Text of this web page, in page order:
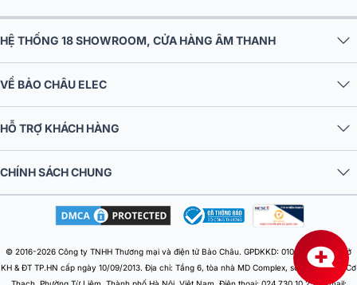
HỆ THỐNG 18 SHOWROOM, CỬA HÀNG ÂM THANH
VỀ BẢO CHÂU ELEC
HỖ TRỢ KHÁCH HÀNG
CHÍNH SÁCH CHUNG
© 2016-2026 Công ty TNHH Thương mại và điện tử Bảo Châu. GPDKKD: 0106303879 do Sở
KH & ĐT TP.HN cấp ngày 10/09/2013. Địa chỉ: Tầng 6, tòa nhà MD Complex, số 68 Nguyễn Cơ
Thạch, Phường Từ Liêm, Thành phố Hà Nội, Việt Nam. Điện thoại: 024 730 10 255. Email: